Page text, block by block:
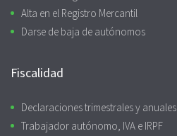
Alta en el Registro Mercantil
Darse de baja de autónomos
Fiscalidad
Declaraciones trimestrales y anuales
Trabajador autónomo, IVA e IRPF